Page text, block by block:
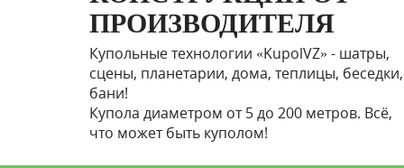
ПРОИЗВОДИТЕЛЯ
Купольные технологии «KupolVZ» - шатры,
сцены, планетарии, дома, теплицы, беседки,
бани!
Купола диаметром от 5 до 200 метров. Всё,
что может быть куполом!